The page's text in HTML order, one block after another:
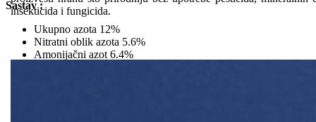
insekticida i fungicida.
Sastav :
Ukupno azota 12%
Nitratni oblik azota 5.6%
Amonijačni azot 6.4%